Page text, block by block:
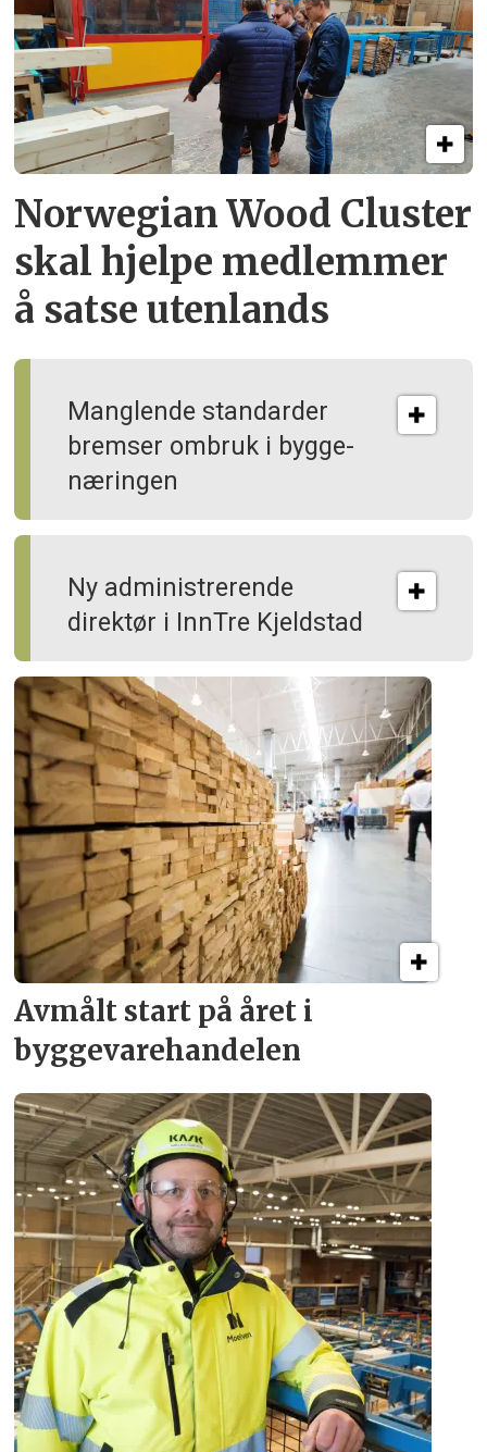
Norwegian Wood Cluster
skal hjelpe medlemmer
å satse utenlands
Manglende standarder
bremser ombruk i bygge­
næringen
Ny administrerende
direktør i InnTre Kjeldstad
Avmålt start på året i
byggevare­handelen